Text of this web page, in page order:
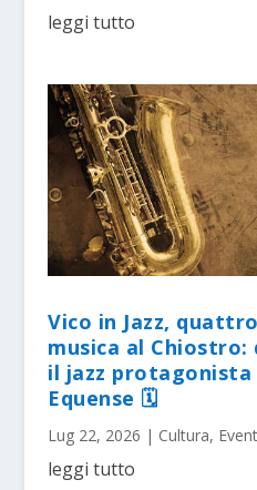
leggi tutto
Vico in Jazz,
musica al Chiostro:
il jazz protagonista
Equense 🗓
Lug 22, 2026 | Cultura,
leggi tutto